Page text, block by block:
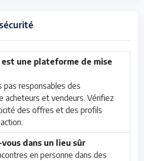
est une plateforme de mise
pas responsables des
acheteurs et vendeurs. Vérifiez
des offres et des profils
dans un lieu sûr
en personne dans des